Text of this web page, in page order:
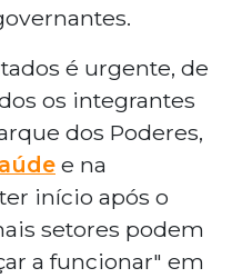
é urgente, de
os integrantes
dos Poderes,
e na
início após o
setores podem
a funcionar" em